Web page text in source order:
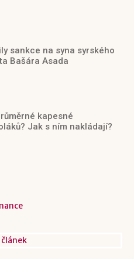
sankce na syna syrského
Bašára Asada
kapesné
Jak s ním nakládají?